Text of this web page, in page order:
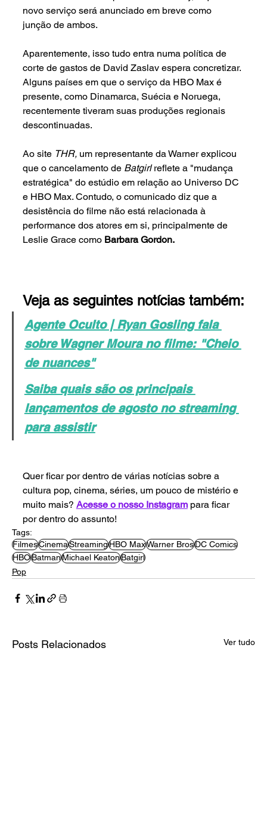
novo serviço será anunciado em breve como
junção de ambos.
Aparentemente, isso tudo entra numa política de
corte de gastos de David Zaslav espera concretizar.
Alguns países em que o serviço da HBO Max é
presente, como Dinamarca, Suécia e Noruega,
recentemente tiveram suas produções regionais
descontinuadas.
Ao site THR, um representante da Warner explicou
que o cancelamento de Batgirl reflete a "mudança
estratégica" do estúdio em relação ao Universo DC
e HBO Max. Contudo, o comunicado diz que a
desistência do filme não está relacionada à
performance dos atores em si, principalmente de
Leslie Grace como Barbara Gordon.
Veja as seguintes notícias também:
Agente Oculto | Ryan Gosling fala
sobre Wagner Moura no filme: "Cheio
de nuances"
Saiba quais são os principais
lançamentos de agosto no streaming
para assistir
Quer ficar por dentro de várias notícias sobre a
cultura pop, cinema, séries, um pouco de mistério e
muito mais? Acesse o nosso Instagram para ficar
por dentro do assunto!
Tags:
FilmesCinemaStreamingHBO MaxWarner BrosDC Comics
HBOBatmanMichael KeatonBatgirl
Pop
Posts Relacionados Ver tudo